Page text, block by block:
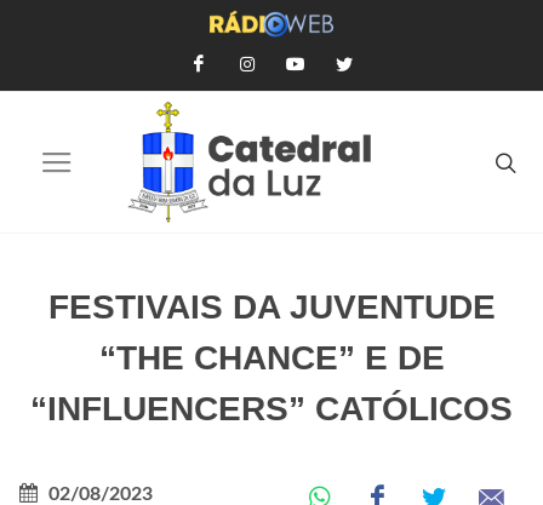
FESTIVAIS DA JUVENTUDE
“THE CHANCE” E DE
“INFLUENCERS” CATÓLICOS
02/08/2023